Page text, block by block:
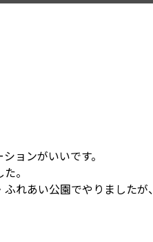
ョンがいいです。
。
れあい公園でやりましたが、